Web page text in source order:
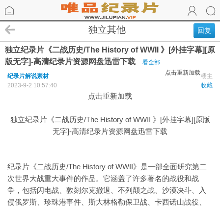
回复
独立其他
独立纪录片《二战历史/The History of WWII 》[外挂字幕][原
版无字]-高清纪录片资源网盘迅雷下载
看全部
点击重新加载楼主
纪录片解说素材
收藏
2023-9-2 10:57:40
点击重新加载
独立纪录片《二战历史/The History of WWII 》[外挂字幕][原版
无字]-高清纪录片资源网盘迅雷下载
纪录片《二战历史/The History of WWII》是一部全面研究第二
次世界大战重大事件的作品。它涵盖了许多著名的战役和战
争，包括闪电战、敦刻尔克撤退、不列颠之战、沙漠决斗、入
侵俄罗斯、珍珠港事件、斯大林格勒保卫战、卡西诺山战役、